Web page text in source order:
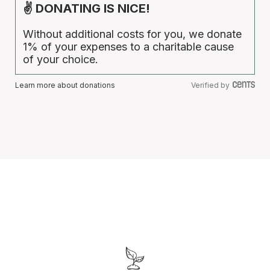
✌ DONATING IS NICE!
Without additional costs for you, we donate
1% of your expenses to a charitable cause
of your choice.
Learn more about donations Verified by